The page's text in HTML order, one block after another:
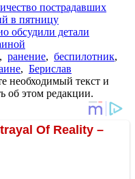
пострадавших
в пятницу
обсудили детали
, ранение, беспилотник,
, Берислав
необходимый текст и
об этом редакции.